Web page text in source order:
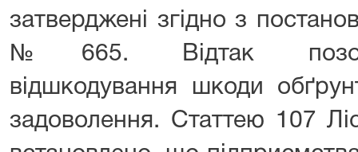
затверджені згідно з
№665. Відтак
відшкодування шкоди
задоволення. Статтею 107